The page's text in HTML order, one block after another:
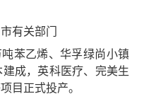
有关部门
苯乙烯、华孚绿尚小镇
成，英科医疗、完美生
目正式投产。